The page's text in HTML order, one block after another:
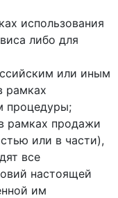
использования
либо для
или иным
рамках
процедуры;
рамках продажи
или в части),
все
настоящей
им